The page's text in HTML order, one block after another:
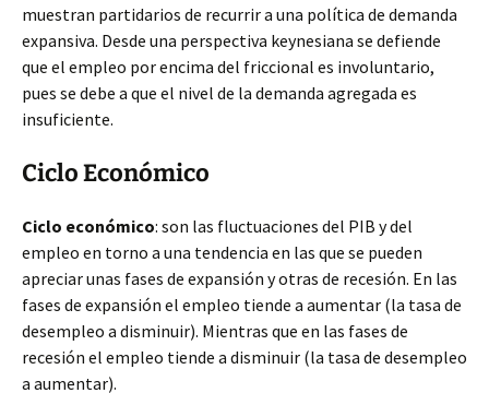
muestran partidarios de recurrir a una política de demanda
expansiva. Desde una perspectiva keynesiana se defiende
que el empleo por encima del friccional es involuntario,
pues se debe a que el nivel de la demanda agregada es
insuficiente.
Ciclo Económico
Ciclo económico: son las fluctuaciones del PIB y del
empleo en torno a una tendencia en las que se pueden
apreciar unas fases de expansión y otras de recesión. En las
fases de expansión el empleo tiende a aumentar (la tasa de
desempleo a disminuir). Mientras que en las fases de
recesión el empleo tiende a disminuir (la tasa de desempleo
a aumentar).